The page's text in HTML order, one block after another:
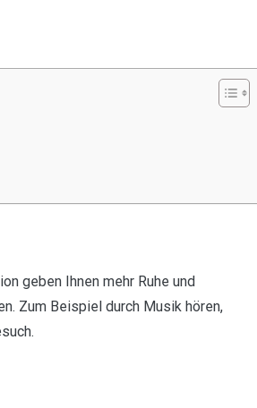
geben Ihnen mehr Ruhe und
Zum Beispiel durch Musik hören,